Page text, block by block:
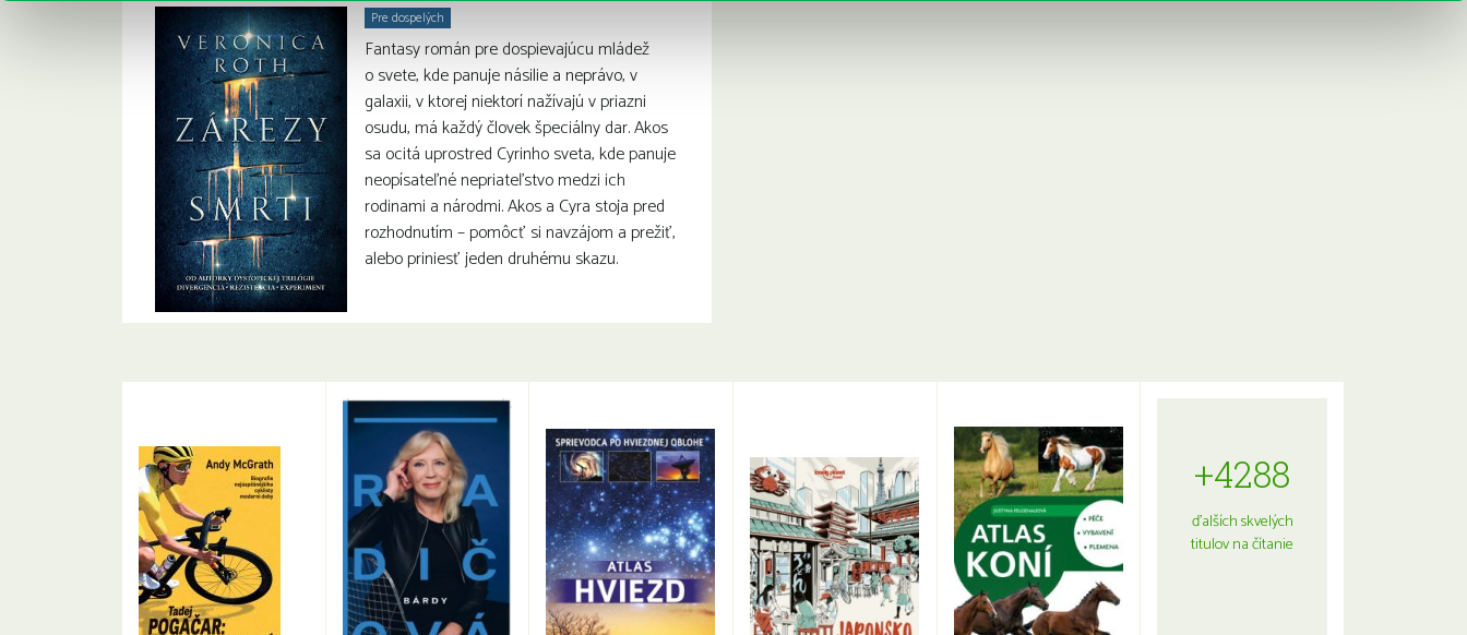
Pre dospelých
Fantasy román pre dospievajúcu mládež
o svete, kde panuje násilie a neprávo, v
galaxii, v ktorej niektorí nažívajú v priazni
osudu, má každý človek špeciálny dar. Akos
sa ocitá uprostred Cyrinho sveta, kde panuje
neopísateľné nepriateľstvo medzi ich
rodinami a národmi. Akos a Cyra stoja pred
rozhodnutím – pomôcť si navzájom a prežiť,
alebo priniesť jeden druhému skazu.
+4288
ďalších skvelých
titulov na čítanie